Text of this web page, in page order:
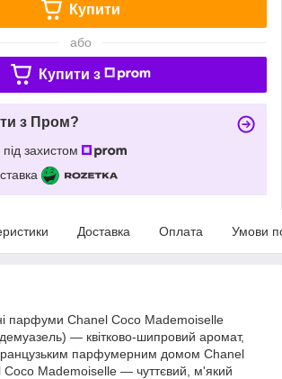
Купити
або
Купити з
з Пром?
захистом
Доставка Оплата Умови
парфуми Chanel Coco Mademoiselle
— квітково-шипровий аромат,
парфумерним домом Chanel
Coco Mademoiselle — чуттєвий, м'який